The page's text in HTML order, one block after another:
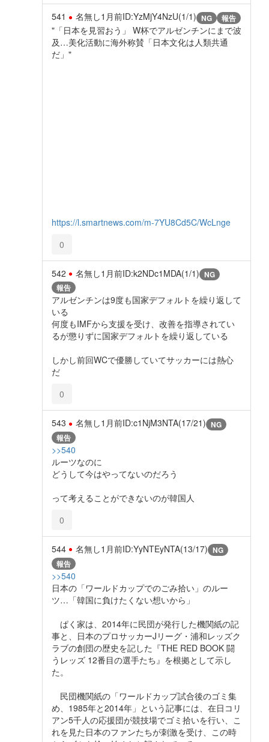
541 名無し1月前ID:YzMjY4NzU(1/1) NG 報告
"「日本を見習おう」 W杯でアルゼンチンにまで波
及…美化活動に海外称賛「日本文化は人類共通
だ」"
https://l.smartnews.com/m-7YU8Cd5C/WcLnge
0
542 名無し1月前ID:k2NDc1MDA(1/1) NG
報告
アルゼンチンは9度も国家デフォルトを繰り返して
いる
何度もIMFから支援を受け、改善を指導されてい
るが懲りずに国家デフォルトを繰り返している
しかし前回WCで優勝していてサッカーには熱心
だ
0
543 名無し1月前ID:c1NjM3NTA(17/21) NG
報告
>>540
ルーツなのに
どうして今はやってないのだろう
って考えることができないのが韓国人
0
544 名無し1月前ID:YyNTEyNTA(13/17) NG
報告
>>540
日本の「ワールドカップでのごみ拾い」のルー
ツ…「韓国に負けたくない想いから」
ぱく家は、2014年に民団が発行した機関紙の記
事と、日本のプロサッカーJリーグ・浦和レッズク
ラブの創団の歴史を記した『THE RED BOOK 闘
うレッズ 12番目の選手たち』を根拠として示し
た。
民団機関紙の「ワールドカップ試合後のゴミ集
め、1985年と2014年」という記事には、在日コリ
アン5千人の応援団が競技場でゴミ拾いを行い、こ
れを見た日本のファンたちが刺激を受け、この時